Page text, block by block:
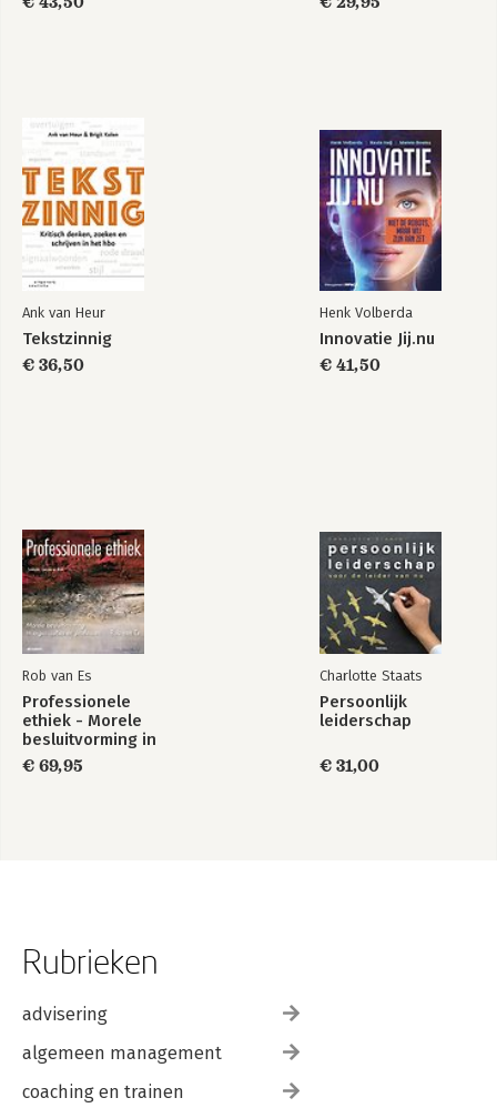
Ank van Heur
Tekstzinnig
€ 36,50
Henk Volberda
Innovatie Jij.nu
€ 41,50
Rob van Es
Professionele
ethiek - Morele
besluitvorming in
organisaties en
professies
€ 69,95
Charlotte Staats
Persoonlijk
leiderschap
€ 31,00
Rubrieken
advisering
algemeen management
coaching en trainen